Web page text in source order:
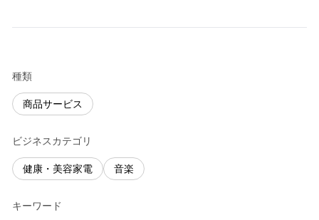
種類
商品サービス
ビジネスカテゴリ
健康・美容家電 音楽
キーワード